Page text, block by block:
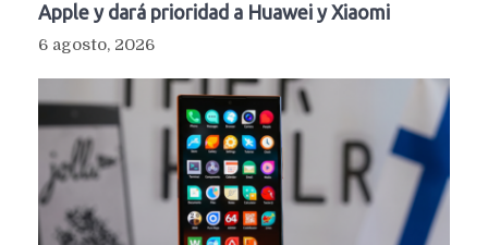
Apple y dará prioridad a Huawei y Xiaomi
6 agosto, 2026